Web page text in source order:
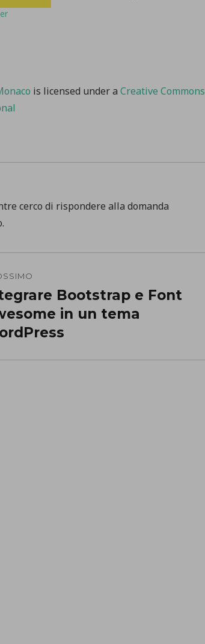
is licensed under a Creative Commons
cerco di rispondere alla domanda
Bootstrap e Font
in un tema